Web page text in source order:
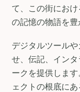
て、この街にお
の記憶の物語を豊
デジタルツール
せ、伝記、イン
ークを提供しま
ェクトの根底に